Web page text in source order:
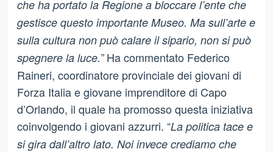
che ha portato la Regione a bloccare l’ente che
gestisce questo importante Museo. Ma sull’arte e
sulla cultura non può calare il sipario, non si può
spegnere la luce.”Ha commentato Federico
Raineri, coordinatore provinciale dei giovani di
Forza Italia e giovane imprenditore di Capo
d’Orlando, il quale ha promosso questa iniziativa
coinvolgendo i giovani azzurri. “La politica tace e
si gira dall’altro lato. Noi invece crediamo che